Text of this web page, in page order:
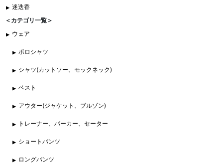
迷迭香
＜カテゴリ一覧＞
ウェア
ポロシャツ
シャツ(カットソー、モックネック)
ベスト
アウター(ジャケット、ブルゾン)
トレーナー、パーカー、セーター
ショートパンツ
ロングパンツ